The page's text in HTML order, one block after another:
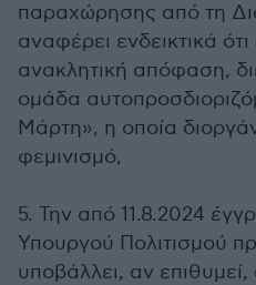
παραχώρησης από τη
αναφέρει ενδεικτικά
ανακλητική απόφαση,
ομάδα
Μάρτη», η οποία
φεμινισμό,
5. Την από 11.8.2024
Υπουργού Πολιτισμού
υποβάλλει, αν επιθυμεί,